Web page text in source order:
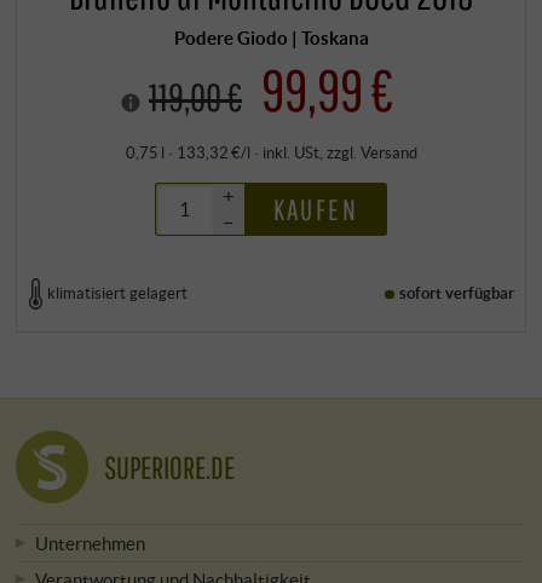
Podere Giodo | Toskana
119,00 € 99,99 €
0,75 l · 133,32 €/l · inkl. USt, zzgl. Versand
+
–
KAUFEN
klimatisiert gelagert sofort verfügbar
SUPERIORE.DE
Unternehmen